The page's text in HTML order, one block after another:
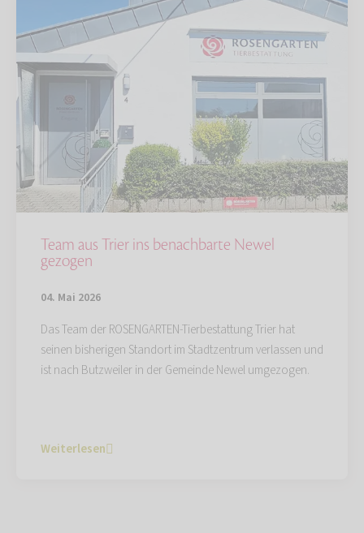
Team aus Trier ins benachbarte Newel
gezogen
04. Mai 2026
Das Team der ROSENGARTEN-Tierbestattung Trier hat
seinen bisherigen Standort im Stadtzentrum verlassen und
ist nach Butzweiler in der Gemeinde Newel umgezogen.
Weiterlesen